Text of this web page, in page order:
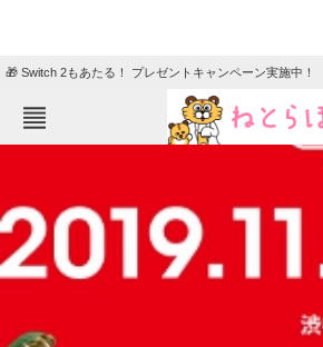
🎁 Switch 2もあたる！ プレゼントキャンペーン実施中！
エンタメ クイズ
グルメ
教育・育児